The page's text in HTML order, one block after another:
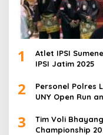
1
Atlet IPSI
IPSI Jatim 2025
2
Personel Polres
UNY Open Run
3
Tim Voli
Championship